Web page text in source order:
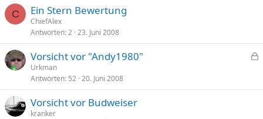
C Ein Stern Bewertung
ChiefAlex
Antworten 2 23. Juni 2008
p
Vorsicht vor "Andy1980"
Urkman
Antworten 52 20. Juni 2008
Vorsicht vor Budweiser
kranker